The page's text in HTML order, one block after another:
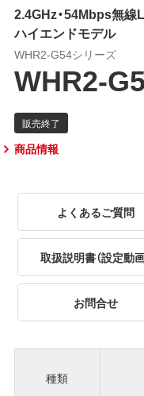
2.4GHz・54Mbps無
ハイエンドモデル
WHR2-G54シリーズ
WHR2-
商品情報
よくあるご質問
取扱説明書（設定動画
お問合せ
種類